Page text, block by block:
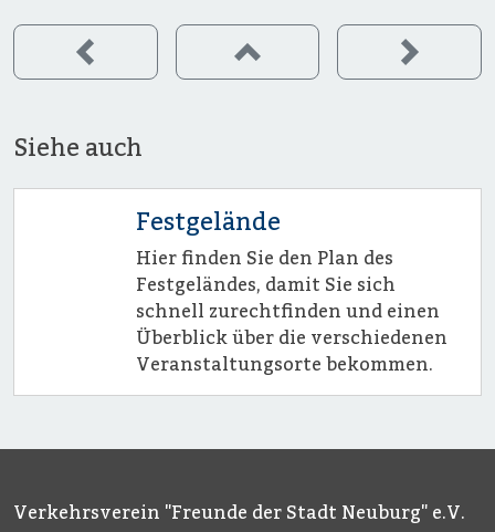
Siehe auch
Festgelände
Hier finden Sie den Plan des
Festgeländes, damit Sie sich
schnell zurechtfinden und einen
Überblick über die verschiedenen
Veranstaltungsorte bekommen.
Verkehrsverein "Freunde der Stadt Neuburg" e.V.